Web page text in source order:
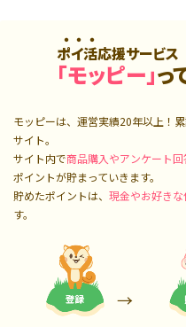
ポイ活応援サービス
「モッピー」っ
モッピーは、運営実績20年以上！
サイト。
サイト内で商品購入やアンケート
ポイントが貯まっていきます。
貯めたポイントは、 現金やお好き
す。